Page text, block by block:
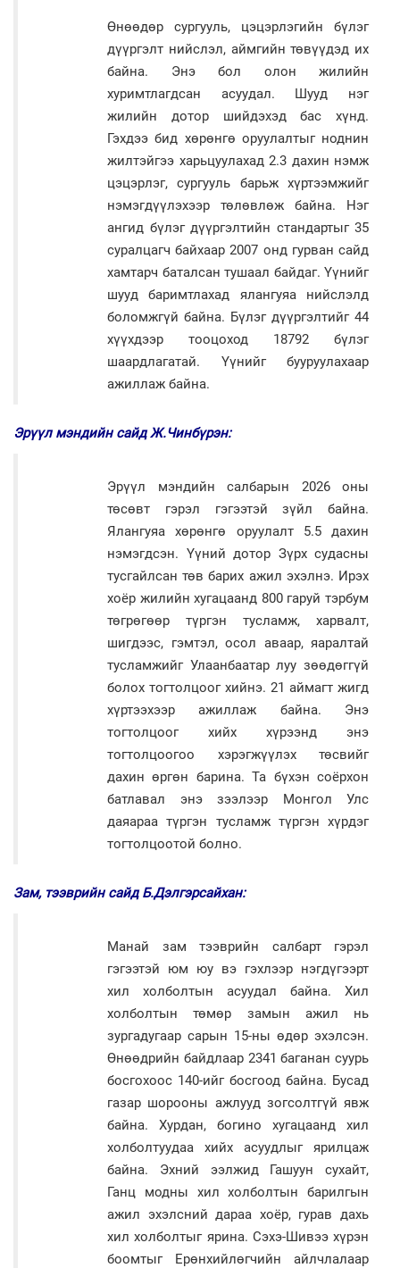
Өнөөдөр сургууль, цэцэрлэгийн бүлэг
дүүргэлт нийслэл, аймгийн төвүүдэд их
байна. Энэ бол олон жилийн
хуримтлагдсан асуудал. Шууд нэг
жилийн дотор шийдэхэд бас хүнд.
Гэхдээ бид хөрөнгө оруулалтыг ноднин
жилтэйгээ харьцуулахад 2.3 дахин нэмж
цэцэрлэг, сургууль барьж хүртээмжийг
нэмэгдүүлэхээр төлөвлөж байна. Нэг
ангид бүлэг дүүргэлтийн стандартыг 35
суралцагч байхаар 2007 онд гурван сайд
хамтарч баталсан тушаал байдаг. Үүнийг
шууд баримтлахад ялангуяа нийслэлд
боломжгүй байна. Бүлэг дүүргэлтийг 44
хүүхдээр тооцоход 18792 бүлэг
шаардлагатай. Үүнийг бууруулахаар
ажиллаж байна.
Эрүүл мэндийн сайд Ж.Чинбүрэн:
Эрүүл мэндийн салбарын 2026 оны
төсөвт гэрэл гэгээтэй зүйл байна.
Ялангуяа хөрөнгө оруулалт 5.5 дахин
нэмэгдсэн. Үүний дотор Зүрх судасны
тусгайлсан төв барих ажил эхэлнэ. Ирэх
хоёр жилийн хугацаанд 800 гаруй тэрбум
төгрөгөөр түргэн тусламж, харвалт,
шигдээс, гэмтэл, осол аваар, яаралтай
тусламжийг Улаанбаатар луу зөөдөггүй
болох тогтолцоог хийнэ. 21 аймагт жигд
хүртээхээр ажиллаж байна. Энэ
тогтолцоог хийх хүрээнд энэ
тогтолцоогоо хэрэгжүүлэх төсвийг
дахин өргөн барина. Та бүхэн соёрхон
батлавал энэ зээлээр Монгол Улс
даяараа түргэн тусламж түргэн хүрдэг
тогтолцоотой болно.
Зам, тээврийн сайд Б.Дэлгэрсайхан:
Манай зам тээврийн салбарт гэрэл
гэгээтэй юм юу вэ гэхлээр нэгдүгээрт
хил холболтын асуудал байна. Хил
холболтын төмөр замын ажил нь
зургадугаар сарын 15-ны өдөр эхэлсэн.
Өнөөдрийн байдлаар 2341 баганан суурь
босгохоос 140-ийг босгоод байна. Бусад
газар шорооны ажлууд зогсолтгүй явж
байна. Хурдан, богино хугацаанд хил
холболтуудаа хийх асуудлыг ярилцаж
байна. Эхний ээлжид Гашуун сухайт,
Ганц модны хил холболтын барилгын
ажил эхэлсний дараа хоёр, гурав дахь
хил холболтыг ярина. Сэхэ-Шивээ хүрэн
боомтыг Ерөнхийлөгчийн айлчлалаар